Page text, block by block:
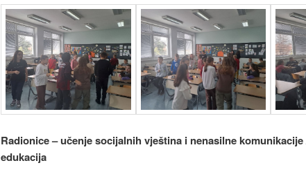
Radionice – učenje socijalnih vještina i nenasilne
edukacija